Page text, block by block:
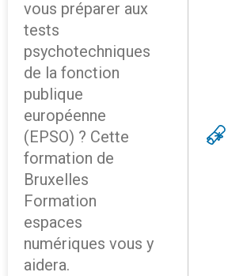
vous préparer aux
tests
psychotechniques
de la fonction
publique
européenne
(EPSO) ? Cette
formation de
Bruxelles
Formation
espaces
numériques vous y
aidera.